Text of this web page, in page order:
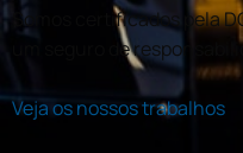
Somos certificados pela
um seguro de
Veja os nossos trabalhos